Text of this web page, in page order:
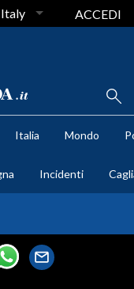
Italy ACCEDI
Italia Mondo
Incidenti